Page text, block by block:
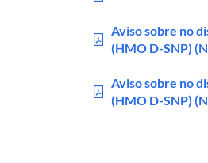
Aviso sobre no
(HMO D-SNP)
Aviso sobre no
(HMO D-SNP)